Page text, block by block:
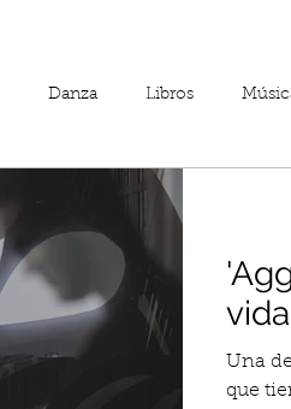
Danza Libros
Una
que